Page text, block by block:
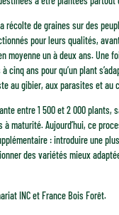
récolte de graines sur des
pour leurs qualités,
moyenne un à deux ans. Une
cinq ans pour qu’un plant
au gibier, aux parasites et au
entre 1 500 et 2 000 plants,
à maturité. Aujourd’hui, ce
: introduire une
des variétés mieux
INC et France Bois Forêt.